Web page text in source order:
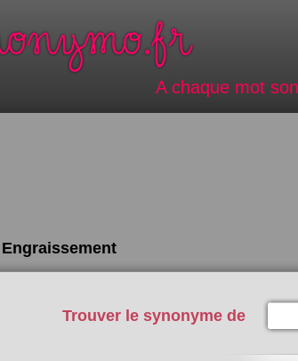
A chaque mot
Trouver le synonyme de